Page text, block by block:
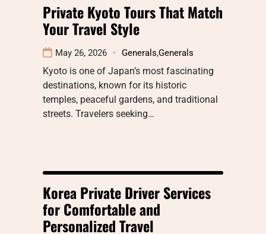
Private Kyoto Tours That Match
Your Travel Style
May 26, 2026 Generals,Generals
Kyoto is one of Japan’s most fascinating
destinations, known for its historic
temples, peaceful gardens, and traditional
streets. Travelers seeking…
Korea Private Driver Services
for Comfortable and
Personalized Travel